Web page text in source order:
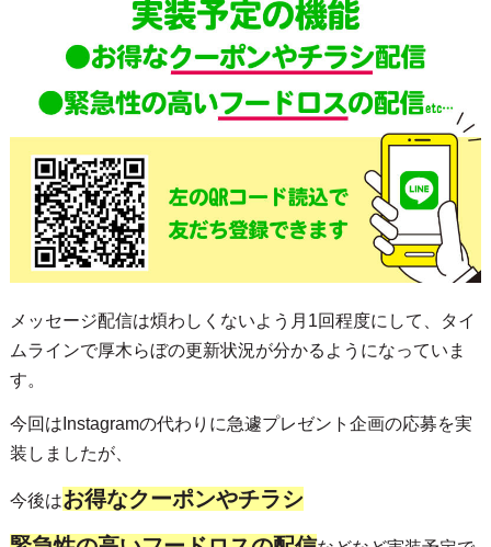
メッセージ配信は煩わしくないよう月1回程度にして、タイ
ムラインで厚木らぼの更新状況が分かるようになっていま
す。
今回はInstagramの代わりに急遽プレゼント企画の応募を実
装しましたが、
今後はお得なクーポンやチラシ